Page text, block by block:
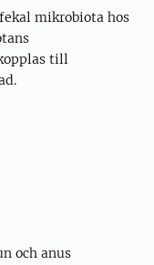
mikrobiota hos
till
och anus